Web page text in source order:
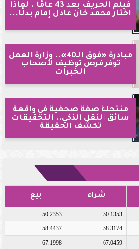
فيلم الحريف بعد 43 عامًا.. لماذا
اختار محمد خان عادل إمام بدلًا...
مبادرة «فوق الـ40».. وزارة العمل
توفر فرص توظيف لأصحاب
الخبرات
منتحلة صفة صحفية في واقعة
سائق النقل الذكي.. التحقيقات
تكشف الحقيقة
شراء بيع
50.1353
50.2353
58.3174
58.4437
67.0459
67.1998